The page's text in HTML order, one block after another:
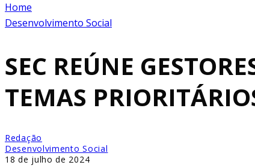
Home
Desenvolvimento Social
SEC REÚNE
TEMAS
Redação
Desenvolvimento Social
18 de julho de 2024